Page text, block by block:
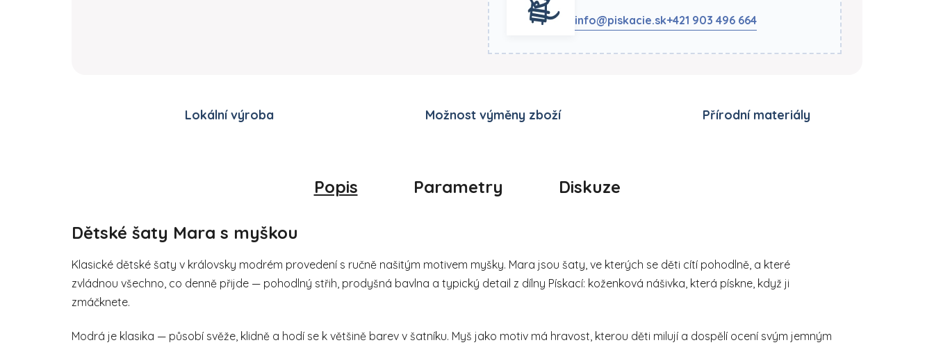
info@piskacie.sk+421 903 496 664
Lokální výroba Možnost výměny zboží Přírodní materiály
Popis Parametry Diskuze
Dětské šaty Mara s myškou
Klasické dětské šaty v královsky modrém provedení s ručně našitým motivem myšky. Mara jsou šaty, ve kterých se děti cítí pohodlně, a které
zvládnou všechno, co denně přijde — pohodlný střih, prodyšná bavlna a typický detail z dílny Pískací: koženková nášivka, která pískne, když ji
zmáčknete.
Modrá je klasika — působí svěže, klidně a hodí se k většině barev v šatníku. Myš jako motiv má hravost, kterou děti milují a dospělí ocení svým jemným